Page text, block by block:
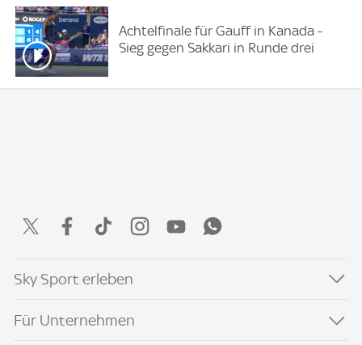
Achtelfinale für Gauff in Kanada -
Sieg gegen Sakkari in Runde drei
Sky Sport erleben
Für Unternehmen